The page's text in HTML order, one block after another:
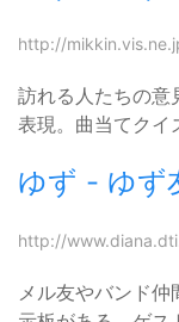
http://
訪れる人たちの意
表現。曲当てクイ
ゆず - ゆず
http://
メル友やバンド